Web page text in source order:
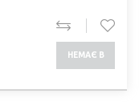
НЕМАЄ В